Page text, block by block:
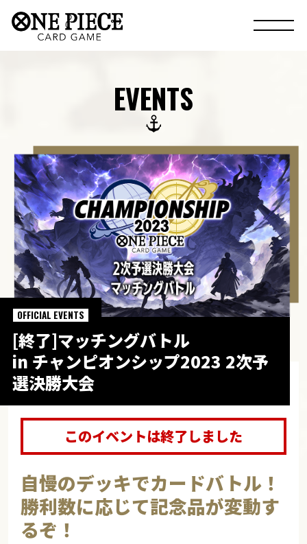
EVENTS
[終了]マッチングバトル
in チャンピオンシップ2023 2次予
選決勝大会
OFFICIAL EVENTS
このイベントは終了しました
自慢のデッキでカードバトル！
勝利数に応じて記念品が変動す
るぞ！